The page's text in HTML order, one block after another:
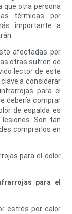
que otra persona
térmicas por
importante a
afectadas por
otras sufren de
lector de este
a considerar
para el
debería comprar
de espalda es
Son tan
comprarlos en
para el
estrés por calor